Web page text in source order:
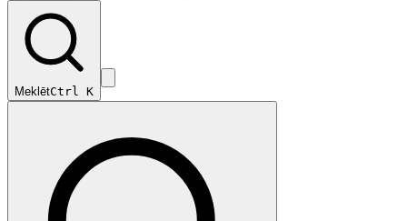
MeklētCtrl K